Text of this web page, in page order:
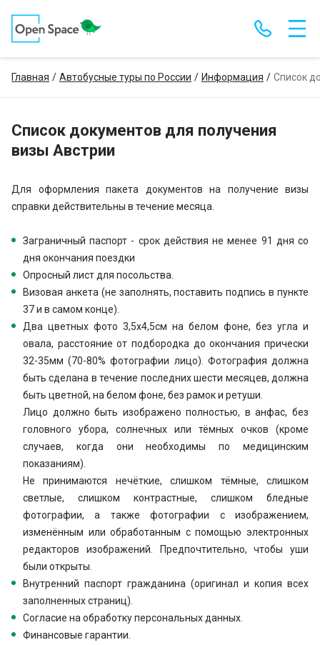
Главная Автобусные туры по России Информация Список
Список документов для получения
визы Австрии
Для оформления пакета документов на получение визы
справки действительны в течение месяца.
Заграничный паспорт - срок действия не менее 91 дня со
дня окончания поездки
Опросный лист для посольства.
Визовая анкета (не заполнять, поставить подпись в пункте
37 и в самом конце).
Два цветных фото 3,5х4,5см на белом фоне, без угла и
овала, расстояние от подбородка до окончания прически
32-35мм (70-80% фотографии лицо). Фотография должна
быть сделана в течение последних шести месяцев, должна
быть цветной, на белом фоне, без рамок и ретуши.
Лицо должно быть изображено полностью, в анфас, без
головного убора, солнечных или тёмных очков (кроме
случаев, когда они необходимы по медицинским
показаниям).
Не принимаются нечёткие, слишком тёмные, слишком
светлые, слишком контрастные, слишком бледные
фотографии, а также фотографии с изображением,
изменённым или обработанным с помощью электронных
редакторов изображений. Предпочтительно, чтобы уши
были открыты.
Внутренний паспорт гражданина (оригинал и копия всех
заполненных страниц).
Согласие на обработку персональных данных.
Финансовые гарантии.